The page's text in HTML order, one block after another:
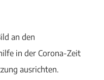
an den
in der Corona-Zeit
ausrichten.